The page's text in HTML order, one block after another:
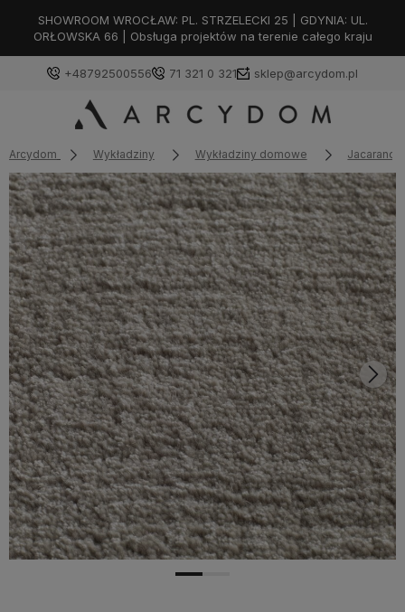
SHOWROOM WROCŁAW: PL. STRZELECKI 25 | GDYNIA: UL.
ORŁOWSKA 66 | Obsługa projektów na terenie całego kraju
+48792500556 71 321 0 321 sklep@arcydom.pl
Arcydom Wykładziny Wykładziny domowe Jacaranda